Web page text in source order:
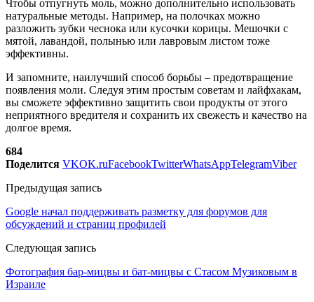
Чтобы отпугнуть моль, можно дополнительно использовать
натуральные методы. Например, на полочках можно
разложить зубки чеснока или кусочки корицы. Мешочки с
мятой, лавандой, полынью или лавровым листом тоже
эффективны.
И запомните, наилучший способ борьбы – предотвращение
появления моли. Следуя этим простым советам и лайфхакам,
вы сможете эффективно защитить свои продукты от этого
неприятного вредителя и сохранить их свежесть и качество на
долгое время.
684
Поделится VKOK.ruFacebookTwitterWhatsAppTelegramViber
Предыдущая запись
Google начал поддерживать разметку для форумов для
обсуждений и страниц профилей
Следующая запись
Фотография бар-мицвы и бат-мицвы с Стасом Музиковым в
Израиле